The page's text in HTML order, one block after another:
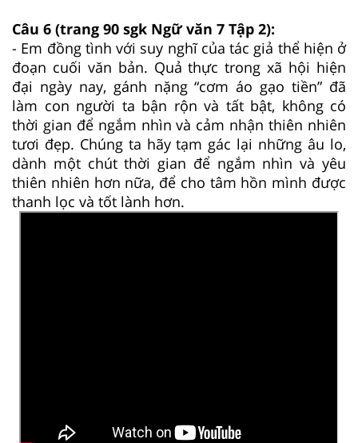
Câu 6 (trang 90 sgk Ngữ văn 7 Tập 2):
- Em đồng tình với suy nghĩ của tác giả thể hiện ở
đoạn cuối văn bản. Quả thực trong xã hội hiện
đại ngày nay, gánh nặng “cơm áo gạo tiền” đã
làm con người ta bận rộn và tất bật, không có
thời gian để ngắm nhìn và cảm nhận thiên nhiên
tươi đẹp. Chúng ta hãy tạm gác lại những âu lo,
dành một chút thời gian để ngắm nhìn và yêu
thiên nhiên hơn nữa, để cho tâm hồn mình được
thanh lọc và tốt lành hơn.